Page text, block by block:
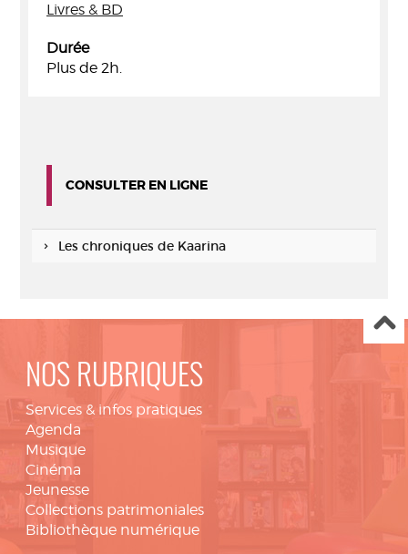
Livres & BD
Durée
Plus de 2h.
CONSULTER EN LIGNE
Les chroniques de Kaarina
NOS RUBRIQUES
Services & infos pratiques
Agenda
Musique
Cinéma
Jeunesse
Collections patrimoniales
Bibliothèque numérique